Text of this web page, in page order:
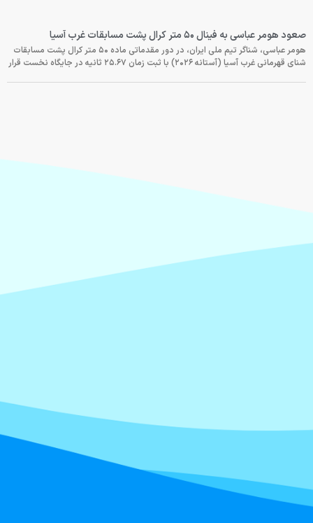
صعود هومر عباسی به فینال ۵۰ متر کرال پشت مسابقات غرب آسیا
هومر عباسی، شناگر تیم ملی ایران، در دور مقدماتی ماده ۵۰ متر کرال پشت مسابقات
شنای قهرمانی غرب آسیا (آستانه ۲۰۲۶) با ثبت زمان ۲۵.۶۷ ثانیه در جایگاه نخست قرار